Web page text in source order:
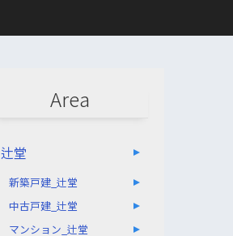
Area
辻堂
新築戸建_辻堂
中古戸建_辻堂
マンション_辻堂